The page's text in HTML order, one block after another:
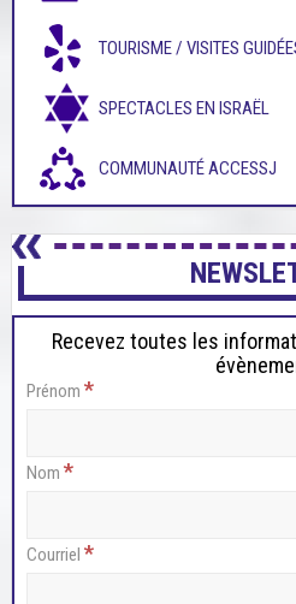
TOURISME / VISITES
SPECTACLES EN ISRAËL
COMMUNAUTÉ ACCESSJ
Recevez toutes les
Prénom *
Nom *
Courriel *